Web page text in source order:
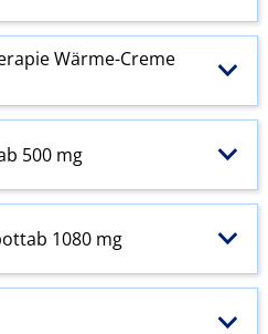
Wärme-Creme
500 mg
1080 mg